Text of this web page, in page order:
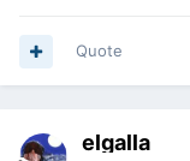
Quote
elgalla